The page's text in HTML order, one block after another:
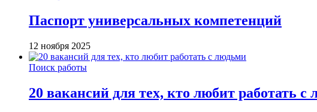
Паспорт универсальных компетенций
12 ноября 2025
Поиск работы
20 вакансий для тех, кто любит работать с